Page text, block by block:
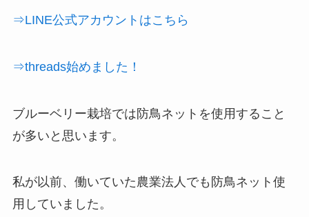
⇒LINE公式アカウントはこちら
⇒threads始めました！
ブルーベリー栽培では防鳥ネットを使用すること
が多いと思います。
私が以前、働いていた農業法人でも防鳥ネット使
用していました。